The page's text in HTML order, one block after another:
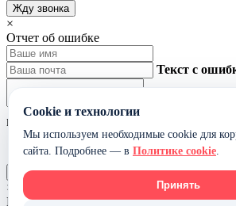
Жду звонка
×
Отчет об ошибке
Текст с
Не указывайте лишние персональные данные в тексте
Я согласен на обработку данных для обработки
ознакомлен сПолитикой обработки персональных
Отправить
×
Модель в 360
Cookie и технологии
Мы используем необходимые cookie для
сайта. Подробнее — в Политике cookie.
Принять